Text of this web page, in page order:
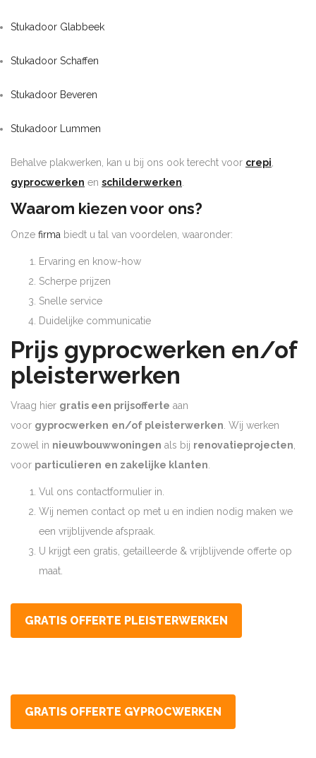
Stukadoor Glabbeek
Stukadoor Schaffen
Stukadoor Beveren
Stukadoor Lummen
Behalve plakwerken, kan u bij ons ook terecht voor crepi,
gyprocwerken en schilderwerken.
Waarom kiezen voor ons?
Onze firma biedt u tal van voordelen, waaronder:
Ervaring en know-how
Scherpe prijzen
Snelle service
Duidelijke communicatie
Prijs gyprocwerken en/of
pleisterwerken
Vraag hier gratis een prijsofferte aan
voor gyprocwerken en/of pleisterwerken. Wij werken
zowel in nieuwbouwwoningen als bij renovatieprojecten,
voor particulieren en zakelijke klanten.
Vul ons contactformulier in.
Wij nemen contact op met u en indien nodig maken we
een vrijblijvende afspraak.
U krijgt een gratis, getailleerde & vrijblijvende offerte op
maat.
GRATIS OFFERTE PLEISTERWERKEN
GRATIS OFFERTE GYPROCWERKEN